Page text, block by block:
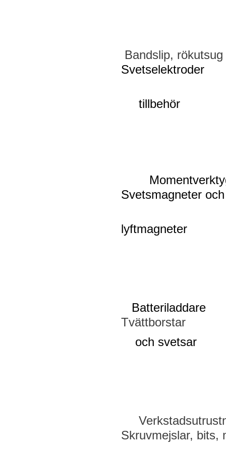
tillbehör
Svetsmagneter
lyftmagneter
Batteriladdare
Tvättborstar
och svetsar
Skruvmejslar,